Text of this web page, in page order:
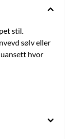
stil.
sølv eller
hvor